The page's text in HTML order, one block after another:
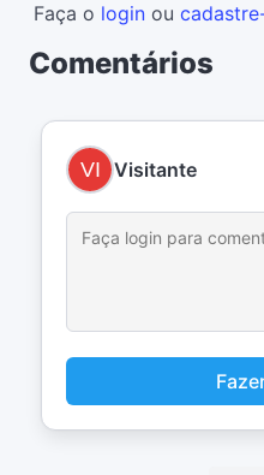
Faça o login ou
Comentários
Visitante